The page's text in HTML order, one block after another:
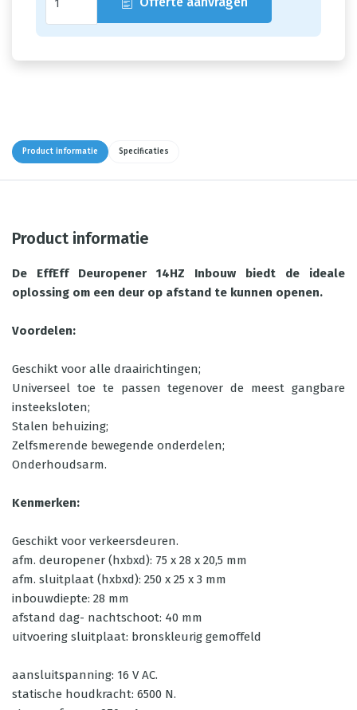
Product informatie Specificaties
Product informatie
De EffEff Deuropener 14HZ Inbouw biedt de ideale
oplossing om een deur op afstand te kunnen openen.
Voordelen:
Geschikt voor alle draairichtingen;
Universeel toe te passen tegenover de meest gangbare
insteeksloten;
Stalen behuizing;
Zelfsmerende bewegende onderdelen;
Onderhoudsarm.
Kenmerken:
Geschikt voor verkeersdeuren.
afm. deuropener (hxbxd): 75 x 28 x 20,5 mm
afm. sluitplaat (hxbxd): 250 x 25 x 3 mm
inbouwdiepte: 28 mm
afstand dag- nachtschoot: 40 mm
uitvoering sluitplaat: bronskleurig gemoffeld
aansluitspanning: 16 V AC.
statische houdkracht: 6500 N.